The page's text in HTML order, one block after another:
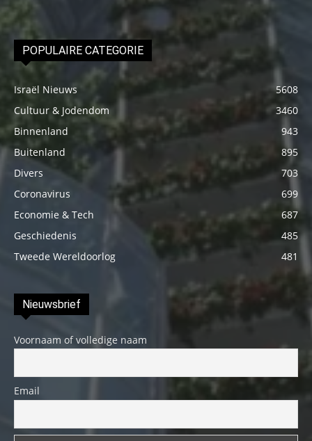
POPULAIRE CATEGORIE
Israël Nieuws
5608
Cultuur & Jodendom
3460
Binnenland
943
Buitenland
895
Divers
703
Coronavirus
699
Economie & Tech
687
Geschiedenis
485
Tweede Wereldoorlog
481
Nieuwsbrief
Voornaam of volledige naam
Email